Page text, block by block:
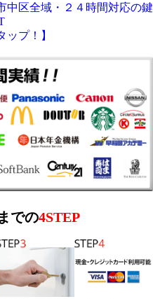
中区全域・２４時間対応の鍵
ップ！】
での4STEP